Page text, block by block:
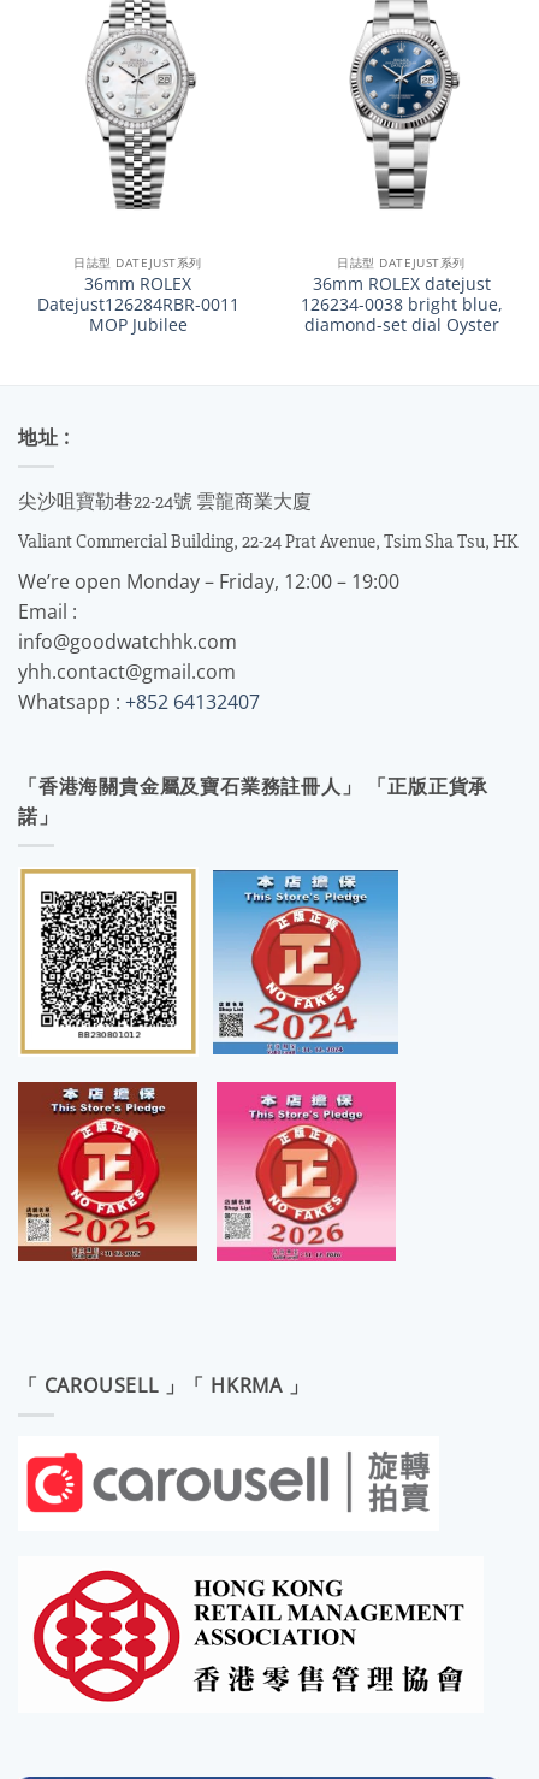
日誌型 DATEJUST系列
36mm ROLEX
Datejust126284RBR-0011
MOP Jubilee
日誌型 DATEJUST系列
36mm ROLEX datejust
126234-0038 bright blue,
diamond-set dial Oyster
地址 :
尖沙咀寶勒巷22-24號 雲龍商業大廈
Valiant Commercial Building, 22-24 Prat Avenue, Tsim Sha Tsu, HK
We’re open Monday – Friday, 12:00 – 19:00
Email :
info@goodwatchhk.com
yhh.contact@gmail.com
Whatsapp : +852 64132407
「香港海關貴金屬及寶石業務註冊人」 「正版正貨承
諾」
「 CAROUSELL 」「 HKRMA 」